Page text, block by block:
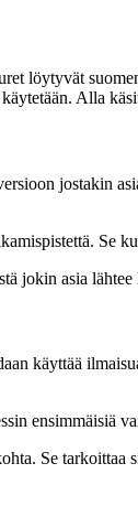
löytyvät
Alla
jostakin
Se
asia
käyttää
ensimmäisiä
Se